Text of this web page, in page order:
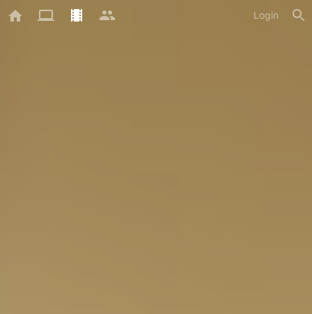
Login